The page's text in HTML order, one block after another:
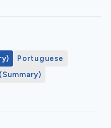
Portuguese